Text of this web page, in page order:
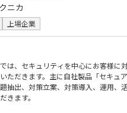
ニカ
上場企業
は、セキュリティを中心にお客様に
ただきます。主に自社製品「セキュ
抽出、対策立案、対策導入、運用、
きます。